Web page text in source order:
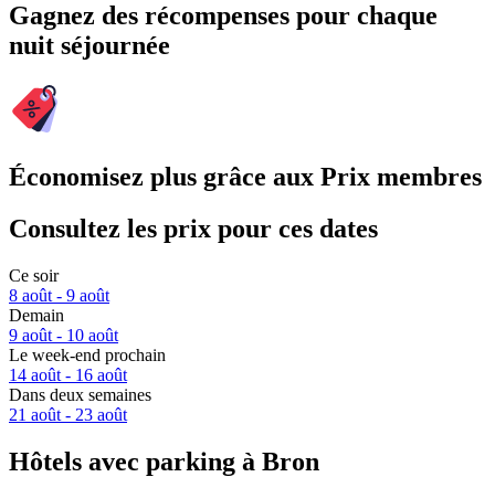
Gagnez des récompenses pour chaque
nuit séjournée
Économisez plus grâce aux Prix membres
Consultez les prix pour ces dates
Ce soir
8 août - 9 août
Demain
9 août - 10 août
Le week-end prochain
14 août - 16 août
Dans deux semaines
21 août - 23 août
Hôtels avec parking à Bron